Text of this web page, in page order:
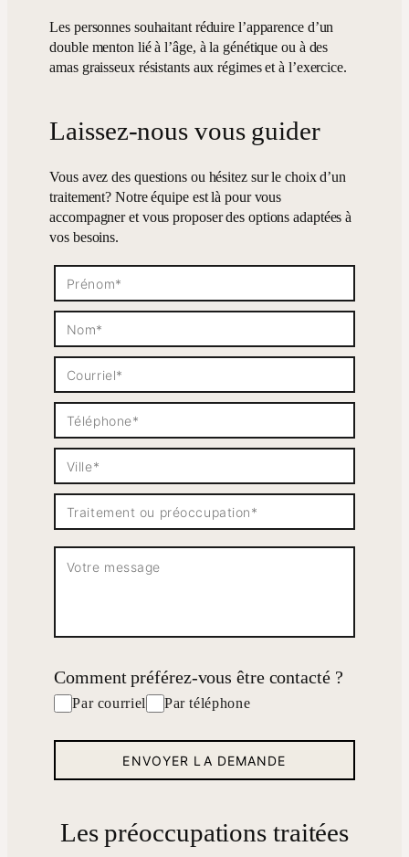
Les personnes souhaitant réduire l’apparence d’un
double menton lié à l’âge, à la génétique ou à des
amas graisseux résistants aux régimes et à l’exercice.
Laissez-nous vous guider
Vous avez des questions ou hésitez sur le choix d’un
traitement? Notre équipe est là pour vous
accompagner et vous proposer des options adaptées à
vos besoins.
Comment préférez-vous être contacté ?
Par courriel Par téléphone
Les préoccupations traitées